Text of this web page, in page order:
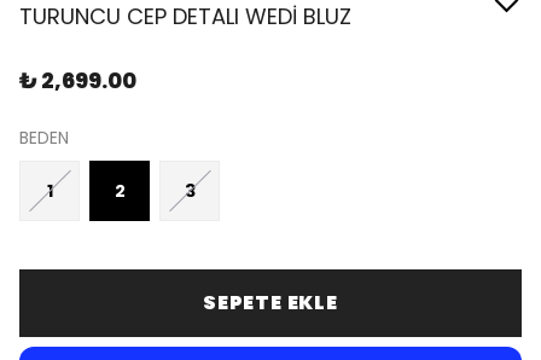
TURUNCU CEP DETALI WEDİ BLUZ
₺ 2,699.00
BEDEN
1 2 3
SEPETE EKLE